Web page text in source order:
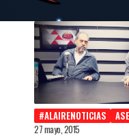
#ALAIRENOTICIAS
27 mayo, 2015